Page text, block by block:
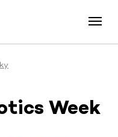
Week